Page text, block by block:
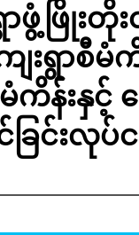
ဖွံ့ဖြိုးတို
ေးရွာစီမံ
န်းနှင့်
ြင်းလုပ်င